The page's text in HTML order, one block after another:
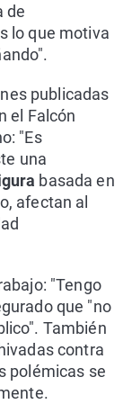
de
lo que motiva
publicadas
el Falcón
"Es
una
basada en
afectan al
"Tengo
que "no
También
contra
polémicas se